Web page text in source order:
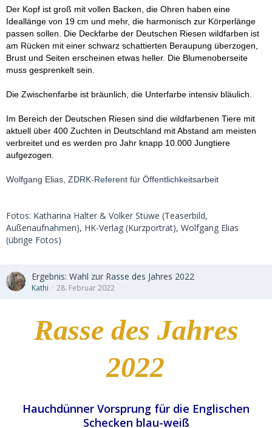
Der Kopf ist groß mit vollen Backen, die Ohren haben eine
Ideallänge von 19 cm und mehr, die harmonisch zur Körperlänge
passen sollen. Die Deckfarbe der Deutschen Riesen wildfarben ist
am Rücken mit einer schwarz schattierten Beraupung überzogen,
Brust und Seiten erscheinen etwas heller. Die Blumenoberseite
muss gesprenkelt sein.
Die Zwischenfarbe ist bräunlich, die Unterfarbe intensiv bläulich.
Im Bereich der Deutschen Riesen sind die wildfarbenen Tiere mit
aktuell über 400 Zuchten in Deutschland mit Abstand am meisten
verbreitet und es werden pro Jahr knapp 10.000 Jungtiere
aufgezogen.
Wolfgang Elias, ZDRK-Referent für Öffentlichkeitsarbeit
Fotos: Katharina Halter & Volker Stüwe (Teaserbild,
Außenaufnahmen), HK-Verlag (Kurzporträt), Wolfgang Elias
(übrige Fotos)
Ergebnis: Wahl zur Rasse des Jahres 2022
Kathi 28. Februar 2022
Rasse des Jahres
2022
Hauchdünner Vorsprung für die Englischen
Schecken blau-weiß